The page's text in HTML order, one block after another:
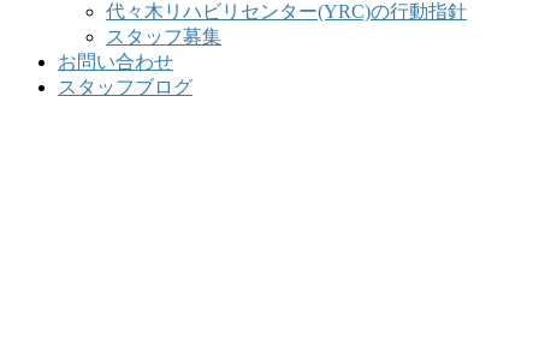
代々木リハビリセンター(YRC)の行動指針
スタッフ募集
お問い合わせ
スタッフブログ